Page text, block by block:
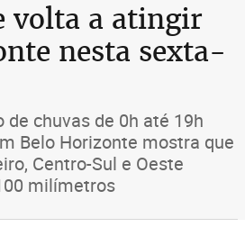
volta a atingir
nesta sexta-
chuvas de 0h até 19h
Belo Horizonte mostra que
Centro-Sul e Oeste
milímetros